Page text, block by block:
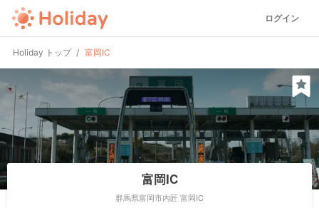
ログイン
Holiday トップ 富岡IC
富岡IC
群馬県富岡市内匠 富岡IC